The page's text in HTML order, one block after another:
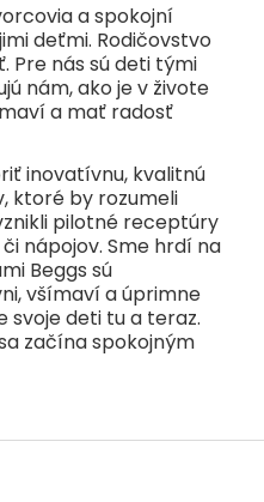
a spokojní
deťmi. Rodičovstvo
Pre nás sú deti tými
nám, ako je v živote
a mať radosť
inovatívnu, kvalitnú
ktoré by rozumeli
pilotné receptúry
nápojov. Sme hrdí na
Beggs sú
všímaví a úprimne
svoje deti tu a teraz.
začína spokojným